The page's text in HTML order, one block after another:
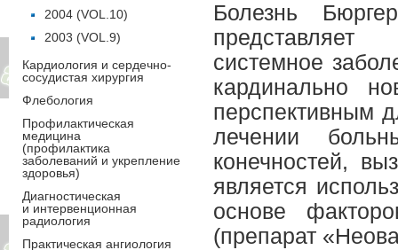
Болезнь
системное
кардинально
перспективным
лечении
конечностей,
является
основе
(препарат
2004 (VOL.10)
2003 (VOL.9)
Кардиология и сердечно-
сосудистая хирургия
Флебология
Профилактическая
медицина
(профилактика
заболеваний и укрепление
здоровья)
Диагностическая
и интервенционная
радиология
Практическая ангиология